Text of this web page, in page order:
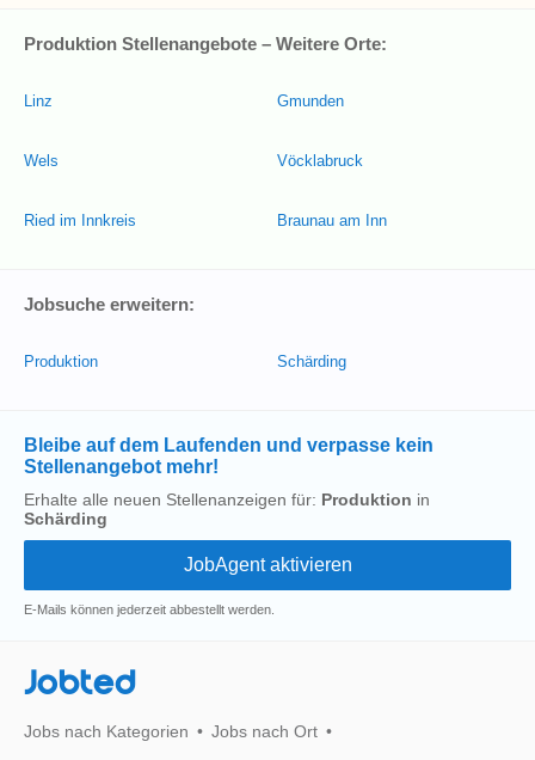
Produktion Stellenangebote – Weitere Orte:
Linz
Wels
Ried im Innkreis
Gmunden
Vöcklabruck
Braunau am Inn
Jobsuche erweitern:
Produktion Schärding
Bleibe auf dem Laufenden und verpasse kein
Stellenangebot mehr!
Erhalte alle neuen Stellenanzeigen für: Produktion in
Schärding
E-Mails können jederzeit abbestellt werden.
Jobted
Jobs nach Kategorien Jobs nach Ort